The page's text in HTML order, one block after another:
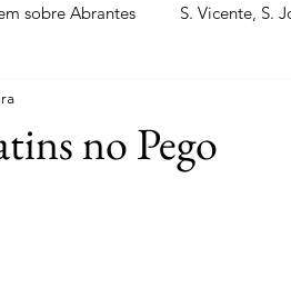
sobre Abrantes S. Vicente, S.
no Pego